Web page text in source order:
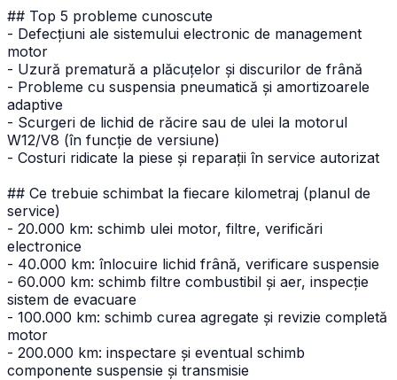
## Top 5 probleme cunoscute
- Defecțiuni ale sistemului electronic de management
motor
- Uzură prematură a plăcuțelor și discurilor de frână
- Probleme cu suspensia pneumatică și amortizoarele
adaptive
- Scurgeri de lichid de răcire sau de ulei la motorul
W12/V8 (în funcție de versiune)
- Costuri ridicate la piese și reparații în service autorizat
## Ce trebuie schimbat la fiecare kilometraj (planul de
service)
- 20.000 km: schimb ulei motor, filtre, verificări
electronice
- 40.000 km: înlocuire lichid frână, verificare suspensie
- 60.000 km: schimb filtre combustibil și aer, inspecție
sistem de evacuare
- 100.000 km: schimb curea agregate și revizie completă
motor
- 200.000 km: inspectare și eventual schimb
componente suspensie și transmisie